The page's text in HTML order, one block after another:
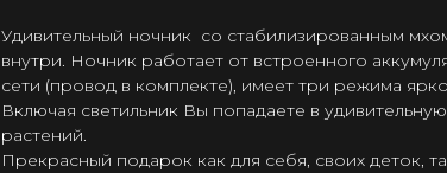
Удивительный ночник со стабилизированным
внутри. Ночник работает от встроенного
сети (провод в комплекте), имеет три режима
Включая светильник Вы попадаете в
растений.
Прекрасный подарок как для себя, своих деток,